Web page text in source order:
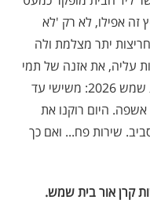
זה אפילו, לא רק 'לא
יתר מצלמת ולה
עליה, את אזנה של תמי
זוסמן. הנה הכיתוב מתחת לתמונה: בית שמש 2026: משישי עד
אשפה. היום רוקנו את
שירות פח... ואם כך
קרן אור בית שמש.